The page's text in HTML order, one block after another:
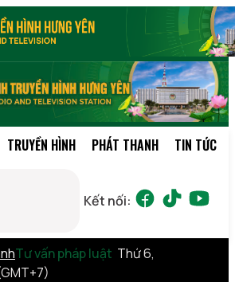
TRUYỀN HÌNH PHÁT THANH TIN TỨC
Kết nối:
Tư vấn pháp luật Thứ 6,